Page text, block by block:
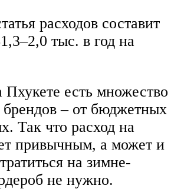
расходов составит
тыс. в год на
есть множество
– от бюджетных
Так что расход на
привычным, а может и
на зимне-
не нужно.